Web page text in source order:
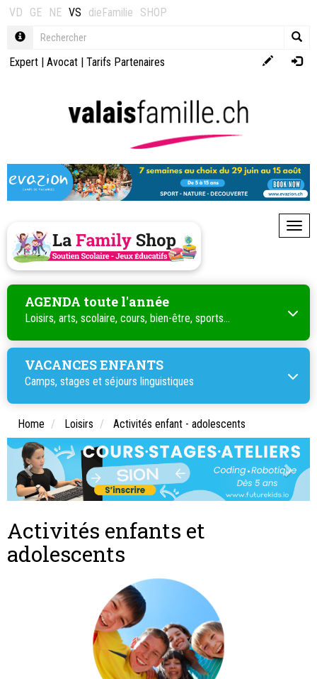
VD GE NE VS dieFamilie SHOP
Expert | Avocat | Tarifs Partenaires
AGENDA toute l'année
Loisirs, arts, scolaire, cours, bien-être, sports...
VACANCES ENFANTS
Camps, stages et séjours linguistiques
Home Loisirs Activités enfant - adolescents
Activités enfants et
adolescents